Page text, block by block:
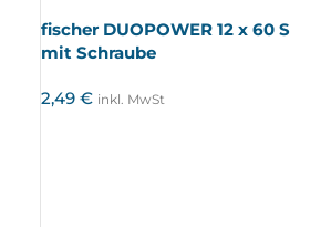
fischer DUOPOWER 12 x 60 S
mit Schraube
2,49€ inkl. MwSt